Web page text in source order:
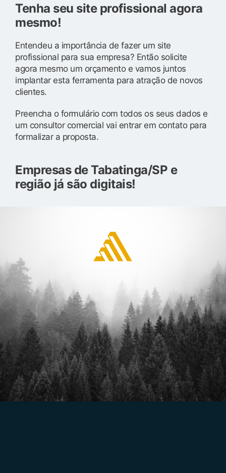
Tenha seu site profissional agora
mesmo!
Entendeu a importância de fazer um site
profissional para sua empresa? Então solicite
agora mesmo um orçamento e vamos juntos
implantar esta ferramenta para atração de novos
clientes.
Preencha o formulário com todos os seus dados e
um consultor comercial vai entrar em contato para
formalizar a proposta.
Empresas de Tabatinga/SP e
região já são digitais!